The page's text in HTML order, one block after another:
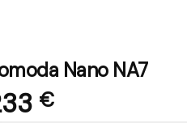
Nano NA7
€